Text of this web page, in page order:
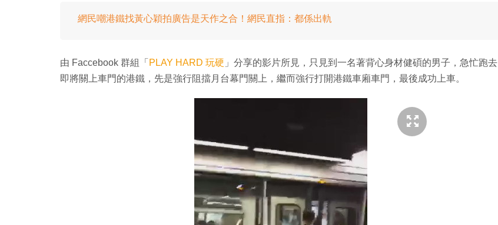
網民嘲港鐵找黃心穎拍廣告是天作之合！網民直指：都係出軌
由 Faccebook 群組「‎ PLAY HARD 玩硬 」分享的影片所見，只見到一名著背心身材健碩的男子，急忙跑去
即將關上車門的港鐵，先是強行阻擋月台幕門關上，繼而強行打開港鐵車廂車門，最後成功上車。